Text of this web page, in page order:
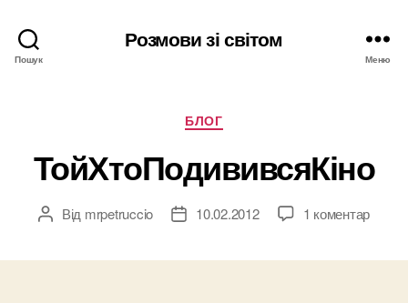
Пошук
Розмови зі світом
Меню
Категорії
БЛОГ
ТойХтоПодививсяКіно
Автор
Від mrpetruccio
Дата10.02.2012 1 коментар